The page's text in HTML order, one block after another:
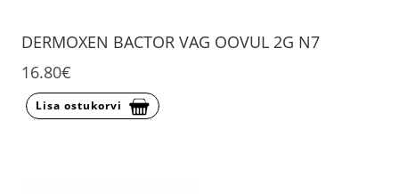
DERMOXEN BACTOR VAG OOVUL 2G N7
16.80€
Lisa ostukorvi